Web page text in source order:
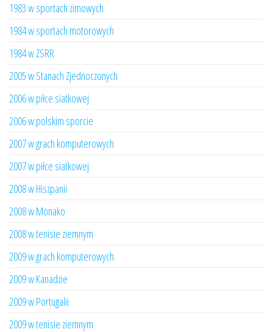
1983 w sportach zimowych
1984 w sportach motorowych
1984 w ZSRR
2005 w Stanach Zjednoczonych
2006 w piłce siatkowej
2006 w polskim sporcie
2007 w grach komputerowych
2007 w piłce siatkowej
2008 w Hiszpanii
2008 w Monako
2008 w tenisie ziemnym
2009 w grach komputerowych
2009 w Kanadzie
2009 w Portugalii
2009 w tenisie ziemnym